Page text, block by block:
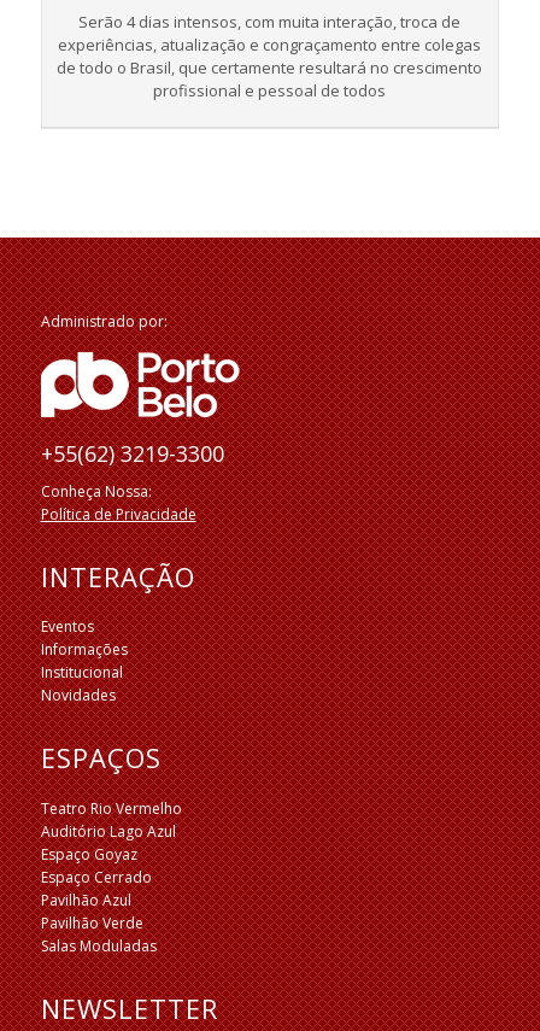
Serão 4 dias intensos, com muita interação, troca de
experiências, atualização e congraçamento entre colegas
de todo o Brasil, que certamente resultará no crescimento
profissional e pessoal de todos
Administrado por:
+55(62) 3219-3300
Conheça Nossa:
Política de Privacidade
INTERAÇÃO
Eventos
Informações
Institucional
Novidades
ESPAÇOS
Teatro Rio Vermelho
Auditório Lago Azul
Espaço Goyaz
Espaço Cerrado
Pavilhão Azul
Pavilhão Verde
Salas Moduladas
NEWSLETTER